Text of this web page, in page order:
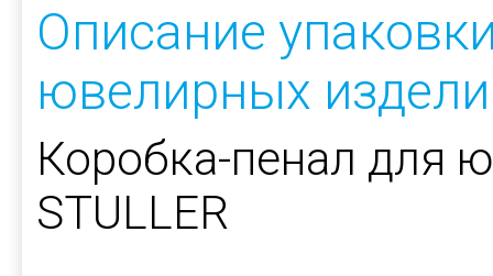
Описание
ювелирных
Коробка-пенал для
STULLER